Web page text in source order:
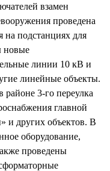
взамен
проведена
на подстанциях для
новые
линии 10 кВ и
линейные объекты.
3-го переулка
главной
и других объектов. В
оборудование,
проведены